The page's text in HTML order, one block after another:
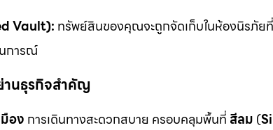
Vault): ทรัพย์สินของคุณจะถูกจัดเก็บในห้องนิรภัย
การณ์
านธุรกิจสำคัญ
อง การเดินทางสะดวกสบาย ครอบคลุมพื้นที่ สีลม (